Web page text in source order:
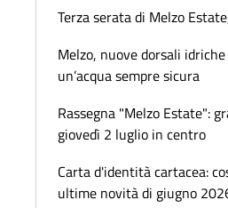
Terza serata di Melzo
Melzo, nuove dorsali
un’acqua sempre sicura
Rassegna "Melzo Estate":
giovedì 2 luglio in centro
Carta d'identità cartacea:
ultime novità di giugno